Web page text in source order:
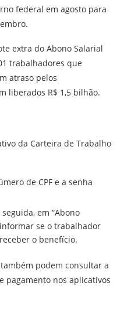
federal em agosto para
extra do Abono Salarial
trabalhadores que
atraso pelos
liberados R$ 1,5 bilhão.
da Carteira de Trabalho
de CPF e a senha
em “Abono
se o trabalhador
o benefício.
podem consultar a
pagamento nos aplicativos